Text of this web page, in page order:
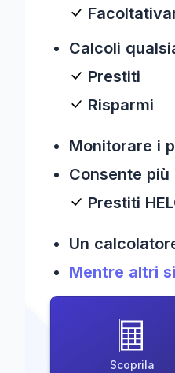
Calcoli
Prestiti
Risparmi
Monitorare i
Consente
Prestiti
Un
Mentre altri
Scoprila